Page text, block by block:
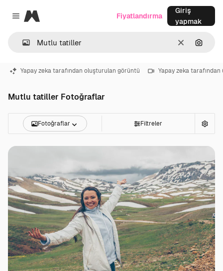
Close menu
Magnific
Temizlemek
Fiyatlandırma
Giriş
yapmak
Yapay zeka tarafından oluşturulan görüntü Yapay zeka
Mutlu tatiller Fotoğraflar
Fotoğraflar Filtreler